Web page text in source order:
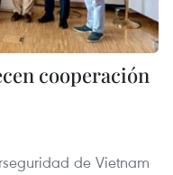
cooperación
de Vietnam